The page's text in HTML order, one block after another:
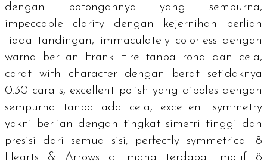
dengan potongannya yang sempurna,
impeccable clarity dengan kejernihan berlian
tiada tandingan, immaculately colorless dengan
warna berlian Frank Fire tanpa rona dan cela,
carat with character dengan berat setidaknya
0.30 carats, excellent polish yang dipoles dengan
sempurna tanpa ada cela, excellent symmetry
yakni berlian dengan tingkat simetri tinggi dan
presisi dari semua sisi, perfectly symmetrical 8
Hearts & Arrows di mana terdapat motif 8